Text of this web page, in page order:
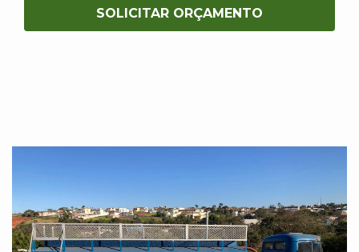
SOLICITAR ORÇAMENTO